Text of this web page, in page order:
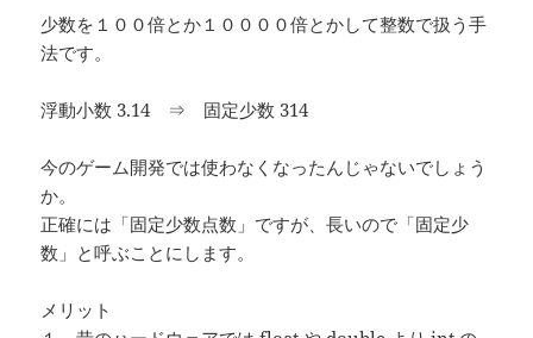
少数を１００倍とか１００００倍とかして整数で扱う手
法です。
浮動小数 3.14 ⇒ 固定少数 314
今のゲーム開発では使わなくなったんじゃないでしょう
か。
正確には「固定少数点数」ですが、長いので「固定少
数」と呼ぶことにします。
メリット